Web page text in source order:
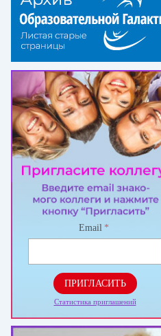
Email *
ПРИГЛАСИТЬ
Статистика приглашений